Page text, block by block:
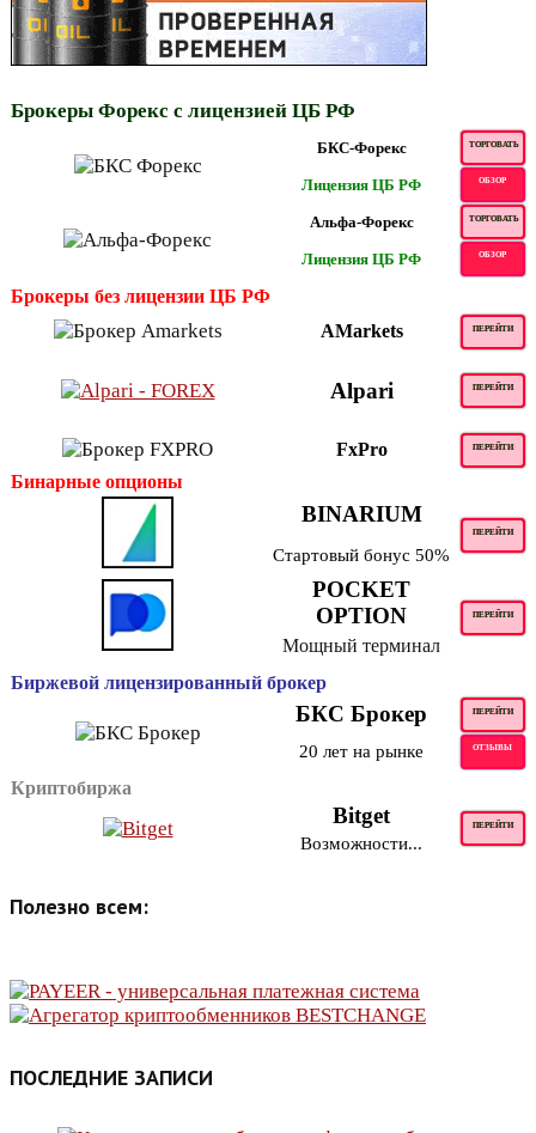
Брокеры Форекс с лицензией ЦБ РФ
БКС-Форекс ТОРГОВАТЬ
Лицензия ЦБ РФ ОБЗОР
Альфа-Форекс ТОРГОВАТЬ
Лицензия ЦБ РФ ОБЗОР
Брокеры без лицензии ЦБ РФ
AMarkets
ПЕРЕЙТИ
Alpari ПЕРЕЙТИ
FxPro ПЕРЕЙТИ
Бинарные опционы
BINARIUM
ПЕРЕЙТИ
Стартовый бонус 50%
POCKET
OPTION
ПЕРЕЙТИ
Мощный терминал
Биржевой лицензированный брокер
БКС Брокер ПЕРЕЙТИ
20 лет на рынке ОТЗЫВЫ
Криптобиржа
Bitget ПЕРЕЙТИ
Возможности...
Полезно всем:
ПОСЛЕДНИЕ ЗАПИСИ